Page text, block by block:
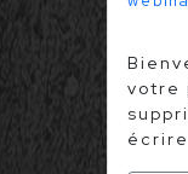
votre